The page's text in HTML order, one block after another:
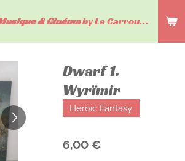
& Cinémaby Le Carrousel du livre
Dwarf 1.
Wyrïmir
Heroic Fantasy
6,00 €